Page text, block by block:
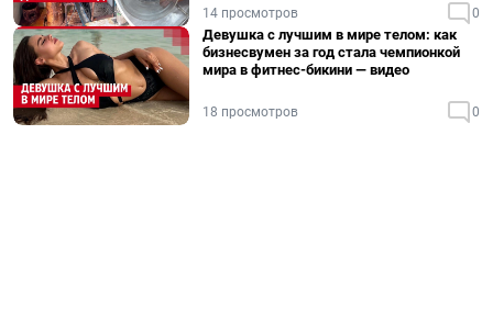
14 просмотров 0
Девушка с лучшим в мире телом: как
бизнесвумен за год стала чемпионкой
мира в фитнес-бикини — видео
18 просмотров 0